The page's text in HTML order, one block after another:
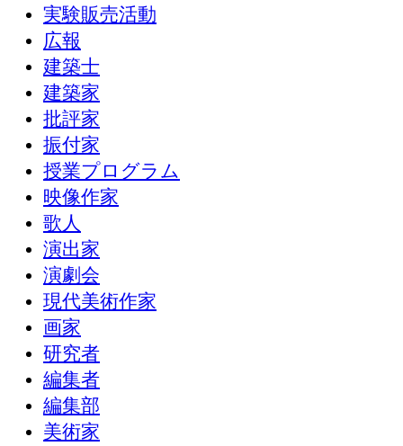
実験販売活動
広報
建築士
建築家
批評家
振付家
授業プログラム
映像作家
歌人
演出家
演劇会
現代美術作家
画家
研究者
編集者
編集部
美術家